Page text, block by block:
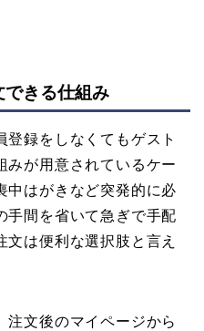
きる仕組み
録をしなくてもゲスト
みが用意されているケー
中はがきなど突発的に必
手間を省いて急ぎで手配
文は便利な選択肢と言え
注文後のマイページから